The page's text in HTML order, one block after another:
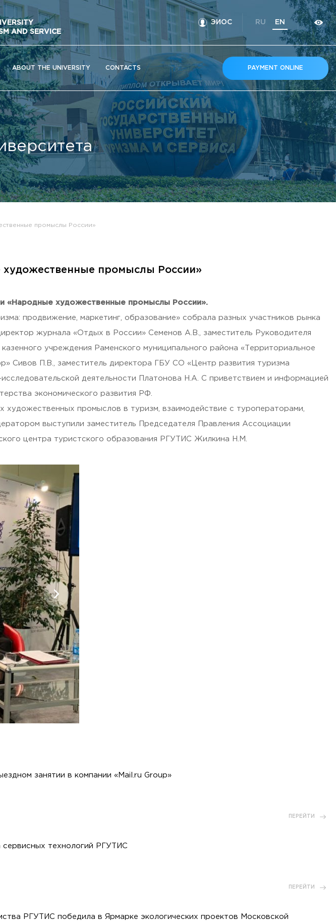
AND SERVICE
ЭИОС RU EN
ABOUT THE UNIVERSITY CONTACTS PAYMENT ONLINE
промыслы России»
художественные промыслы России»
«Народные художественные промыслы России».
продвижение, маркетинг, образование» собрала разных участников рынка
журнала «Отдых в России» Семенов А.В., заместитель Руководителя
учреждения Раменского муниципального района «Территориальное
Сивов П.В., заместитель директора ГБУ СО «Центр развития туризма
деятельности Платонова Н.А. С приветствием и информацией
экономического развития РФ.
промыслов в туризм, взаимодействие с туроператорами,
выступили заместитель Председателя Правления Ассоциации
центра туристского образования РГУТИС Жилкина Н.М.
занятии в компании «Mail.ru Group»
ПЕРЕЙТИ
сервисных технологий РГУТИС
ПЕРЕЙТИ
РГУТИС победила в Ярмарке экологических проектов Московской